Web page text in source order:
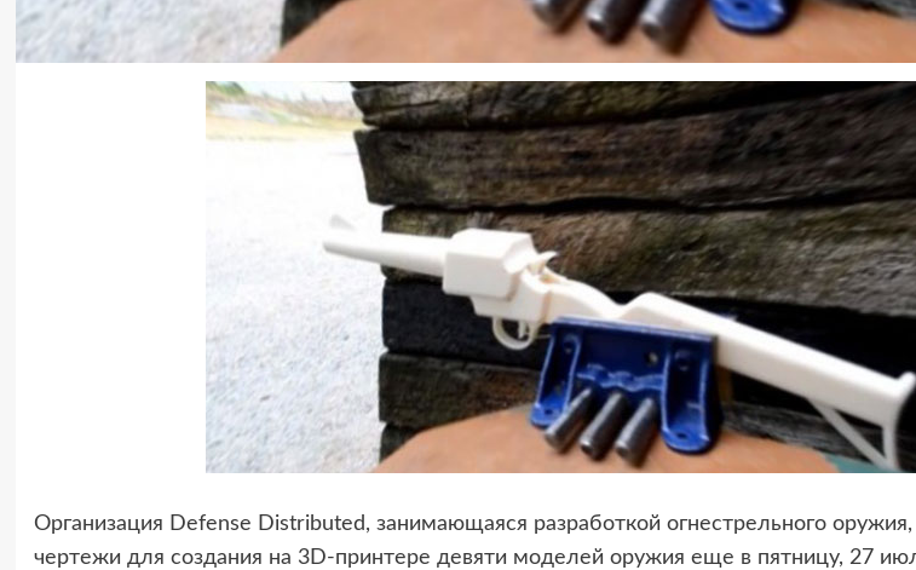
Организация Defense Distributed, занимающаяся разработкой огнестрельного
чертежи для создания на 3D-принтере девяти моделей оружия еще в пятницу, 27